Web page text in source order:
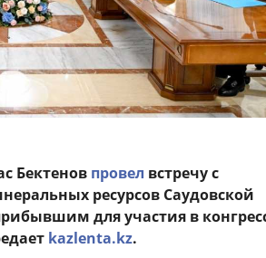
Бектенов провел встречу с
ресурсов Саудовской
для участия в
kazlenta.kz.